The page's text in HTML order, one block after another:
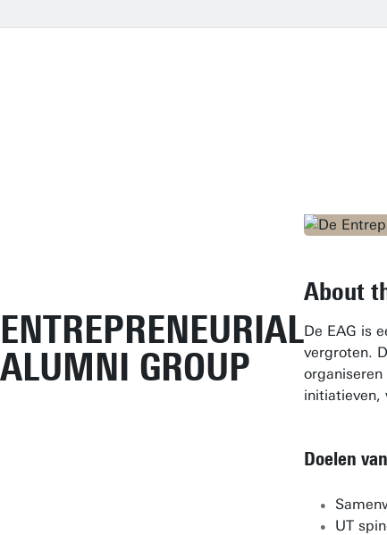
ENTREPRENEURIAL
ALUMNI GROUP
About
De EAG is
vergroten.
initiatieven,
Doelen
UT